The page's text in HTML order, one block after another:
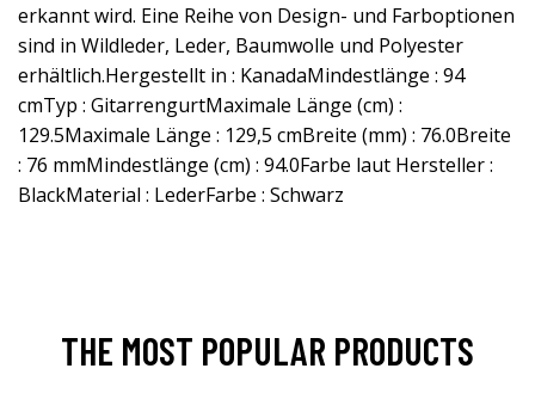
erkannt wird. Eine Reihe von Design- und Farboptionen
sind in Wildleder, Leder, Baumwolle und Polyester
erhältlich.Hergestellt in : KanadaMindestlänge : 94
cmTyp : GitarrengurtMaximale Länge (cm) :
129.5Maximale Länge : 129,5 cmBreite (mm) : 76.0Breite
: 76 mmMindestlänge (cm) : 94.0Farbe laut Hersteller :
BlackMaterial : LederFarbe : Schwarz
THE MOST POPULAR PRODUCTS